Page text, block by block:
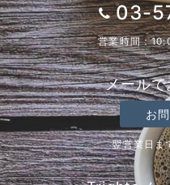
03-
営業時間：
メール
お
翌営業日ま